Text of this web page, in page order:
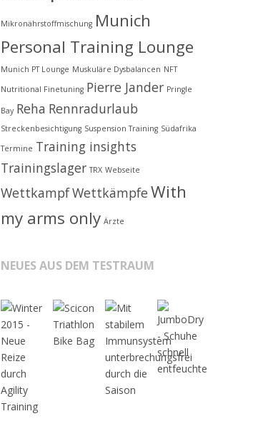
Mikronährstoffmischung Munich
Personal Training Lounge
Munich PT Lounge Muskuläre Dysbalancen NFT
Nutritional Finetuning Pierre Jander Pringle
Bay Reha Rennradurlaub
Streckenbesichtigung Suspension Training Südafrika
Termine Training insights
Trainingslager TRX Webseite
WettkampfWettkämpfeWith
my arms only Ärzte
NEUES AUS DEM TESTRAUM